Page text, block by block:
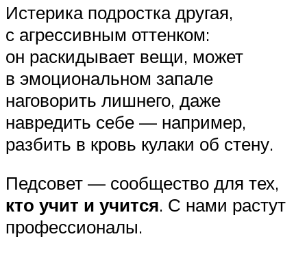
Истерика подростка другая,
с агрессивным оттенком:
он раскидывает вещи, может
в эмоциональном запале
наговорить лишнего, даже
навредить себе — например,
разбить в кровь кулаки об стену.
Педсовет — сообщество для тех,
кто учит и учится. С нами растут
профессионалы.